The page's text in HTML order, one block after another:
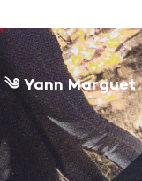
༄Yann Marguet